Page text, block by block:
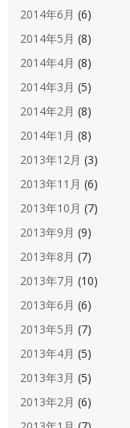
2014年6月 (6)
2014年5月 (8)
2014年4月 (8)
2014年3月 (5)
2014年2月 (8)
2014年1月 (8)
2013年12月 (3)
2013年11月 (6)
2013年10月 (7)
2013年9月 (9)
2013年8月 (7)
2013年7月 (10)
2013年6月 (6)
2013年5月 (7)
2013年4月 (5)
2013年3月 (5)
2013年2月 (6)